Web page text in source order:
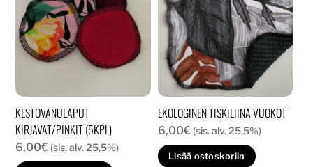
KESTOVANULAPUT
KIRJAVAT/PINKIT (5KPL)
6,00€ (sis. alv. 25,5%)
EKOLOGINEN TISKILIINA VUOKOT
6,00€ (sis. alv. 25,5%)
Lisää ostoskoriin